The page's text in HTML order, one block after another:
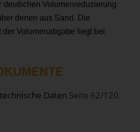
deutlichen Volumenreduzierung
denen aus Sand. Die
der Volumenabgabe liegt bei
Daten Seite 62/120